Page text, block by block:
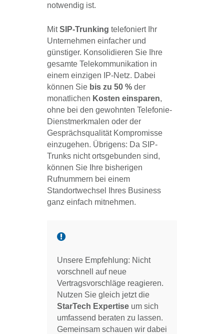
notwendig ist.
MitSIP-Trunking telefoniert Ihr
Unternehmen einfacher und
günstiger. Konsolidieren Sie Ihre
gesamte Telekommunikation in
einem einzigen IP-Netz. Dabei
können Sie bis zu 50 % der
monatlichen Kosten einsparen,
ohne bei den gewohnten Telefonie-
Dienstmerkmalen oder der
Gesprächsqualität Kompromisse
einzugehen. Übrigens: Da SIP-
Trunks nicht ortsgebunden sind,
können Sie Ihre bisherigen
Rufnummern bei einem
Standortwechsel Ihres Business
ganz einfach mitnehmen.
Unsere Empfehlung: Nicht
vorschnell auf neue
Vertragsvorschläge reagieren.
Nutzen Sie gleich jetzt die
StarTech Expertise um sich
umfassend beraten zu lassen.
Gemeinsam schauen wir dabei